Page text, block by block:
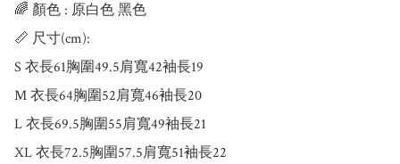
🌈 顏色 : 原白色 黑色
📏 尺寸(cm):
S 衣長61胸圍49.5肩寬42袖長19
M 衣長64胸圍52肩寬46袖長20
L 衣長69.5胸圍55肩寬49袖長21
XL 衣長72.5胸圍57.5肩寬51袖長22